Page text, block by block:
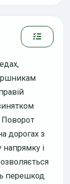
Поворот
дорогах з
і
перешкод